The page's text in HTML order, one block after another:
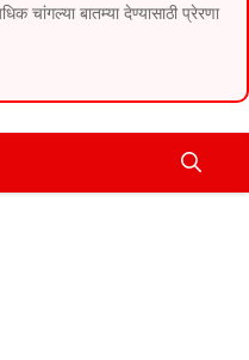
चांगल्या बातम्या देण्यासाठी प्रेरणा